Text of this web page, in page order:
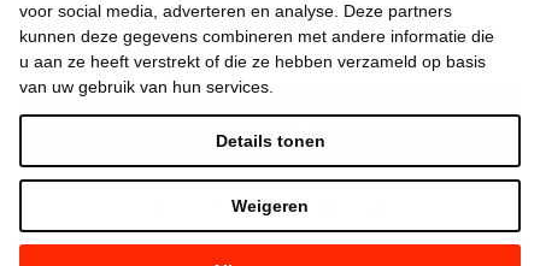
voor social media, adverteren en analyse. Deze partners
kunnen deze gegevens combineren met andere informatie die
u aan ze heeft verstrekt of die ze hebben verzameld op basis
van uw gebruik van hun services.
Weigeren
Details tonen
Algemeen
Laatste nieuws